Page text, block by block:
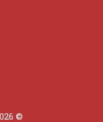
© 2026 Twoday טודיי -